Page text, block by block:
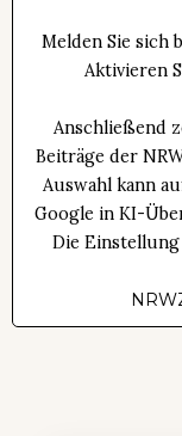
Melden Sie sich
Aktivieren
Anschließend
Beiträge der
Auswahl kann
Google in KI-
Die